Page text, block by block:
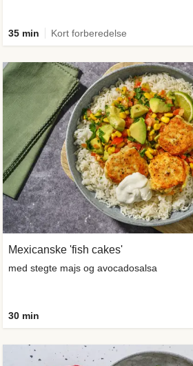
35 min Kort forberedelse
Mexicanske 'fish cakes'
med stegte majs og avocadosalsa
30 min